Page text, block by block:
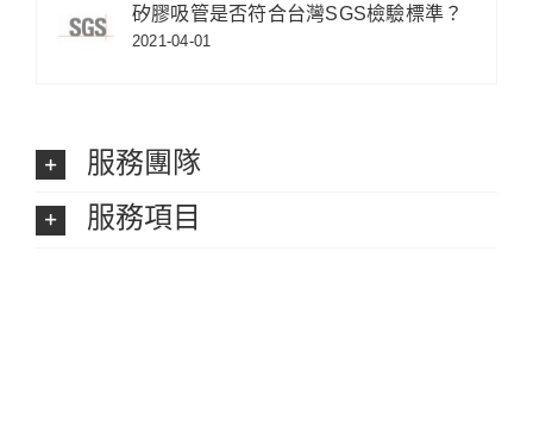
矽膠吸管是否符合台灣SGS檢驗標準？
2021-04-01
服務團隊
服務項目